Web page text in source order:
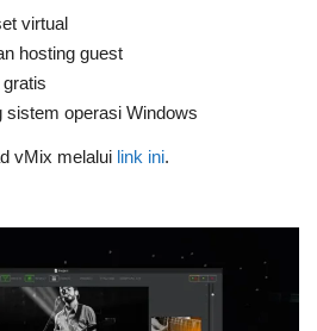
virtual
hosting guest
sistem operasi Windows
vMix melalui link ini.